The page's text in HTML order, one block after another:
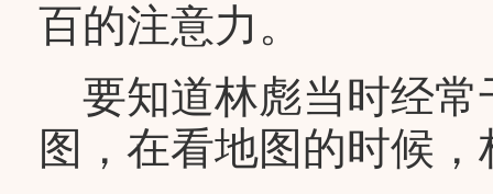
百的注意力。
要知道林彪当时经常
图，在看地图的时候